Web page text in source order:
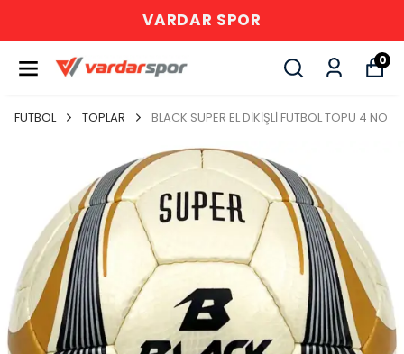
VARDAR SPOR
0
FUTBOL TOPLAR BLACK SUPER EL DİKİŞLİ FUTBOL TOPU 4 NO